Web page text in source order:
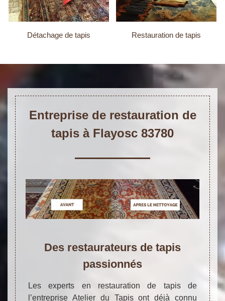
Détachage de tapis Restauration de tapis
Entreprise de restauration de
tapis à Flayosc 83780
Des restaurateurs de tapis
passionnés
Les experts en restauration de tapis de
l’entreprise Atelier du Tapis ont déjà connu